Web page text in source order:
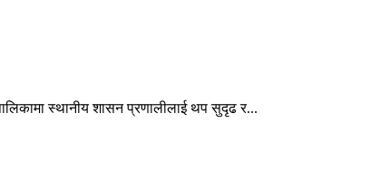
स्थानीय शासन प्रणालीलाई थप सुदृढ र...